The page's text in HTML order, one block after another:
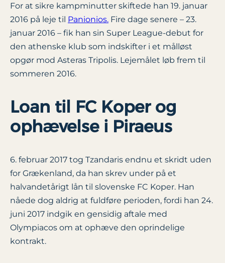
For at sikre kampminutter skiftede han 19. januar
2016 på leje til Panionios. Fire dage senere – 23.
januar 2016 – fik han sin Super League-debut for
den athenske klub som indskifter i et målløst
opgør mod Asteras Tripolis. Lejemålet løb frem til
sommeren 2016.
Loan til FC Koper og
ophævelse i Piraeus
6. februar 2017 tog Tzandaris endnu et skridt uden
for Grækenland, da han skrev under på et
halvandetårigt lån til slovenske FC Koper. Han
nåede dog aldrig at fuldføre perioden, fordi han 24.
juni 2017 indgik en gensidig aftale med
Olympiacos om at ophæve den oprindelige
kontrakt.